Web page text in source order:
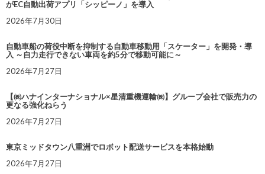
がEC自動出荷アプリ「シッピーノ」を導入
2026年7月30日
自動車船の荷役中断を抑制する自動車移動用「スケーター」を開発・導
入 ～自力走行できない車両を約5分で移動可能に～
2026年7月27日
【㈱ハナインターナショナル×星清重機運輸㈱】グループ会社で販売力の
更なる強化ねらう
2026年7月27日
東京ミッドタウン八重洲でロボット配送サービスを本格始動
2026年7月27日